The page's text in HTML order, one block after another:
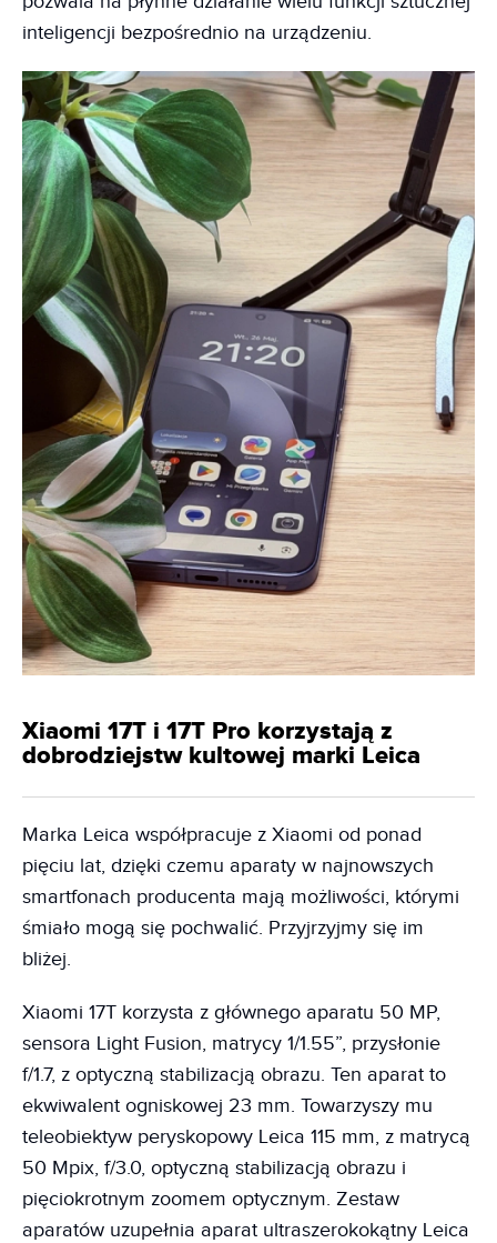
inteligencji bezpośrednio na urządzeniu.
Xiaomi 17T i 17T Pro korzystają z
dobrodziejstw kultowej marki Leica
Marka Leica współpracuje z Xiaomi od ponad
pięciu lat, dzięki czemu aparaty w najnowszych
smartfonach producenta mają możliwości, którymi
śmiało mogą się pochwalić. Przyjrzyjmy się im
bliżej.
Xiaomi 17T korzysta z głównego aparatu 50 MP,
sensora Light Fusion, matrycy 1/1.55”, przysłonie
f/1.7, z optyczną stabilizacją obrazu. Ten aparat to
ekwiwalent ogniskowej 23 mm. Towarzyszy mu
teleobiektyw peryskopowy Leica 115 mm, z matrycą
50 Mpix, f/3.0, optyczną stabilizacją obrazu i
pięciokrotnym zoomem optycznym. Zestaw
aparatów uzupełnia aparat ultraszerokokątny Leica